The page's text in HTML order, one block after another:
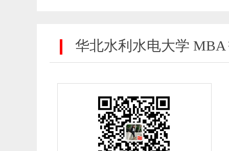
华北水利水电大学